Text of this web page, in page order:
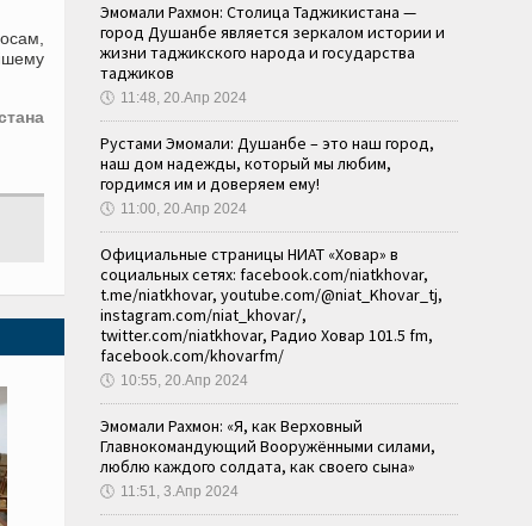
Эмомали Рахмон: Столица Таджикистана —
город Душанбе является зеркалом истории и
жизни таджикского народа и государства
таджиков
🕔 11:48, 20.Апр 2024
Рустами Эмомали: Душанбе – это наш город,
наш дом надежды, который мы любим,
гордимся им и доверяем ему!
🕔 11:00, 20.Апр 2024
Официальные страницы НИАТ «Ховар» в
социальных сетях: facebook.com/niatkhovar,
t.me/niatkhovar, youtube.com/@niat_Khovar_tj,
instagram.com/niat_khovar/,
twitter.com/niatkhovar, Радио Ховар 101.5 fm,
facebook.com/khovarfm/
🕔 10:55, 20.Апр 2024
Эмомали Рахмон: «Я, как Верховный
Главнокомандующий Вооружёнными силами,
люблю каждого солдата, как своего сына»
🕔 11:51, 3.Апр 2024